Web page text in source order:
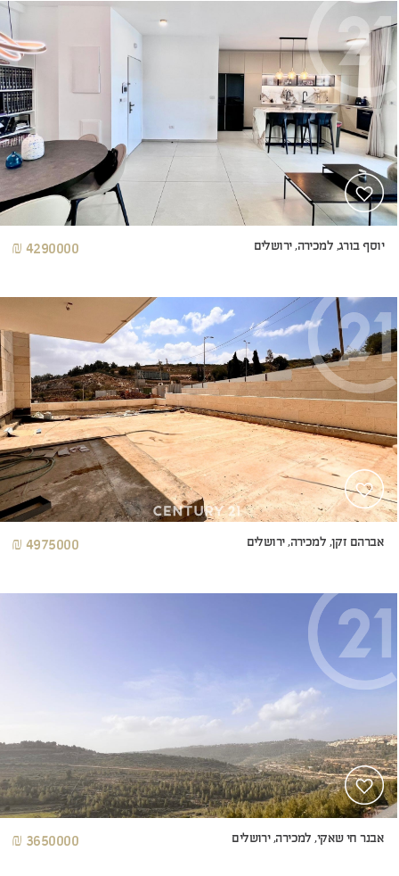
יוסף בורג, למכירה, ירושלים 4290000 ₪
אברהם זקן, למכירה, ירושלים 4975000 ₪
אבנר חי שאקי, למכירה, ירושלים 3650000 ₪